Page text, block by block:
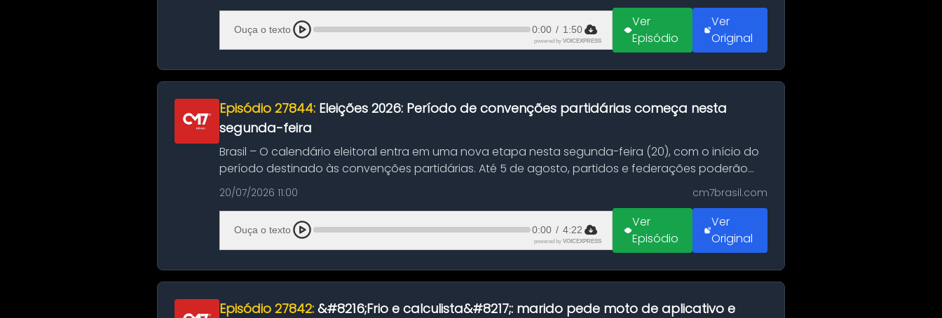
Ouça o texto 0:00 / 1:50
powered by VOICEXPRESS
Ver
Episódio
Ver
Original
Episódio 27844: Eleições 2026: Período de convenções partidárias começa nesta
segunda-feira
Brasil – O calendário eleitoral entra em uma nova etapa nesta segunda-feira (20), com o início do
período destinado às convenções partidárias. Até 5 de agosto, partidos e federações poderão
oficializa...
20/07/2026 11:00 cm7brasil.com
Ouça o texto 0:00 / 4:22
powered by VOICEXPRESS
Ver
Episódio
Ver
Original
Episódio 27842: &#8216;Frio e calculista&#8217;: marido pede moto de aplicativo e